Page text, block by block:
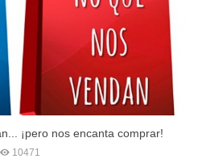
¡pero nos encanta comprar!
10471